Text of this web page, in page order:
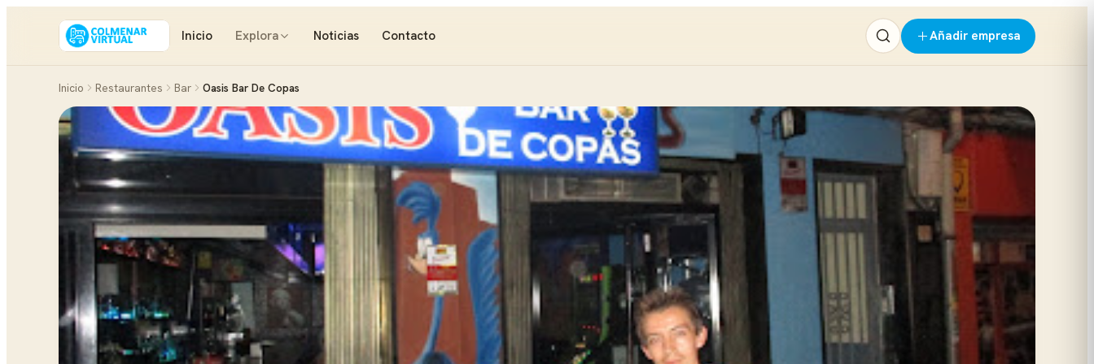
Inicio Explora Noticias Contacto Añadir empresa
Inicio Restaurantes Bar Oasis Bar De Copas